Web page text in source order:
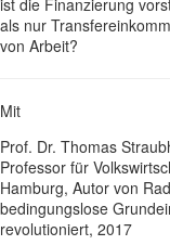
als nur
von Arbeit?
Mit
Prof. Dr. Thomas
Professor für
Hamburg, Autor von
bedingungslose
revolutioniert, 2017